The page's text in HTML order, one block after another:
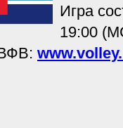
Игра
19:00